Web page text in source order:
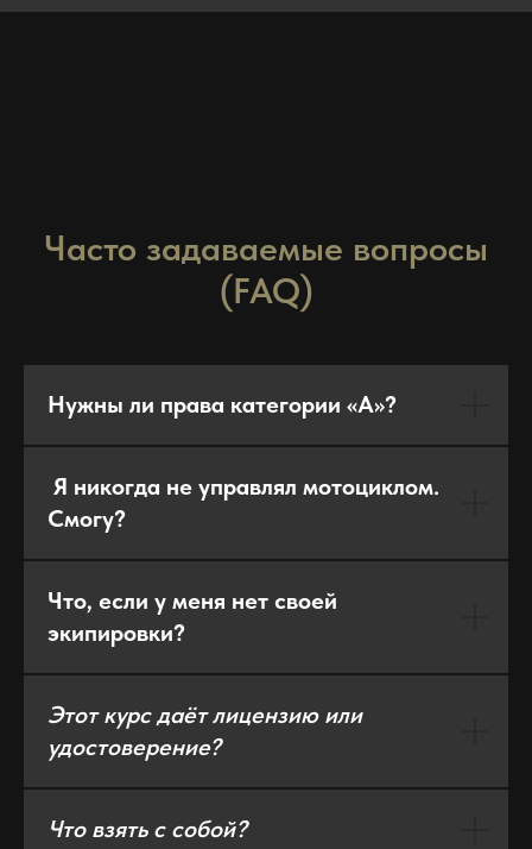
Часто задаваемые вопросы
(FAQ)
Нужны ли права категории «А»?
Я никогда не управлял мотоциклом.
Смогу?
Что, если у меня нет своей
экипировки?
Этот курс даёт лицензию или
удостоверение?
Что взять с собой?